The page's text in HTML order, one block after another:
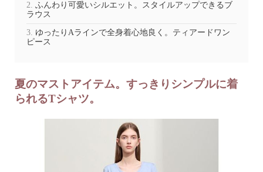
ふんわり可愛いシルエット。スタイルアップできるブ
ラウス
ゆったりAラインで全身着心地良く。ティアードワン
ピース
夏のマストアイテム。すっきりシンプルに着
られるTシャツ。